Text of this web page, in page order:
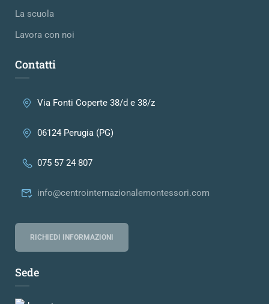
La scuola
Lavora con noi
Contatti
Via Fonti Coperte 38/d e 38/z
06124 Perugia (PG)
075 57 24 807
info@centrointernazionalemontessori.com
RICHIEDI INFORMAZIONI
Sede